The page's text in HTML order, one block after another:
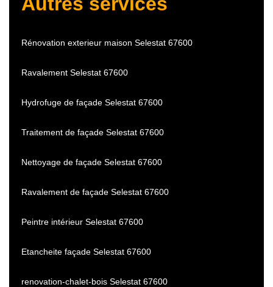
Rénovation exterieur maison Selestat 67600
Ravalement Selestat 67600
Hydrofuge de façade Selestat 67600
Traitement de façade Selestat 67600
Nettoyage de façade Selestat 67600
Ravalement de façade Selestat 67600
Peintre intérieur Selestat 67600
Etancheite façade Selestat 67600
renovation-chalet-bois Selestat 67600